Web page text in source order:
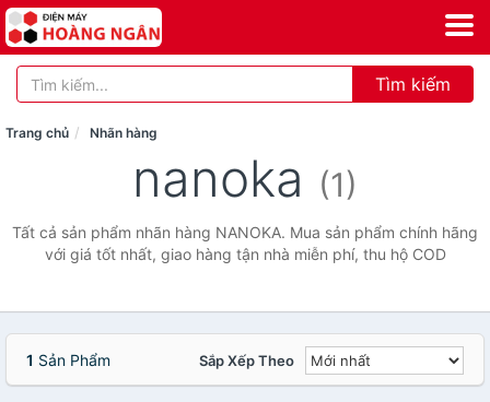
Tìm kiếm
Trang chủ Nhãn hàng
nanoka (1)
Tất cả sản phẩm nhãn hàng NANOKA. Mua sản phẩm chính hãng
với giá tốt nhất, giao hàng tận nhà miễn phí, thu hộ COD
1 Sản Phẩm Sắp Xếp Theo